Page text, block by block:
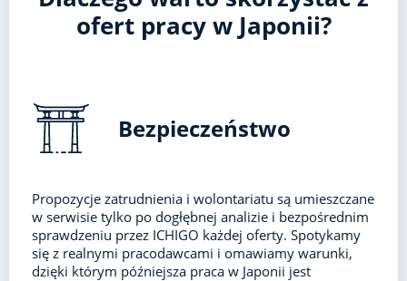
ofert pracy w Japonii?
Bezpieczeństwo
Propozycje zatrudnienia i wolontariatu są umieszczane
w serwisie tylko po dogłębnej analizie i bezpośrednim
sprawdzeniu przez ICHIGO każdej oferty. Spotykamy
się z realnymi pracodawcami i omawiamy warunki,
dzięki którym późniejsza praca w Japonii jest